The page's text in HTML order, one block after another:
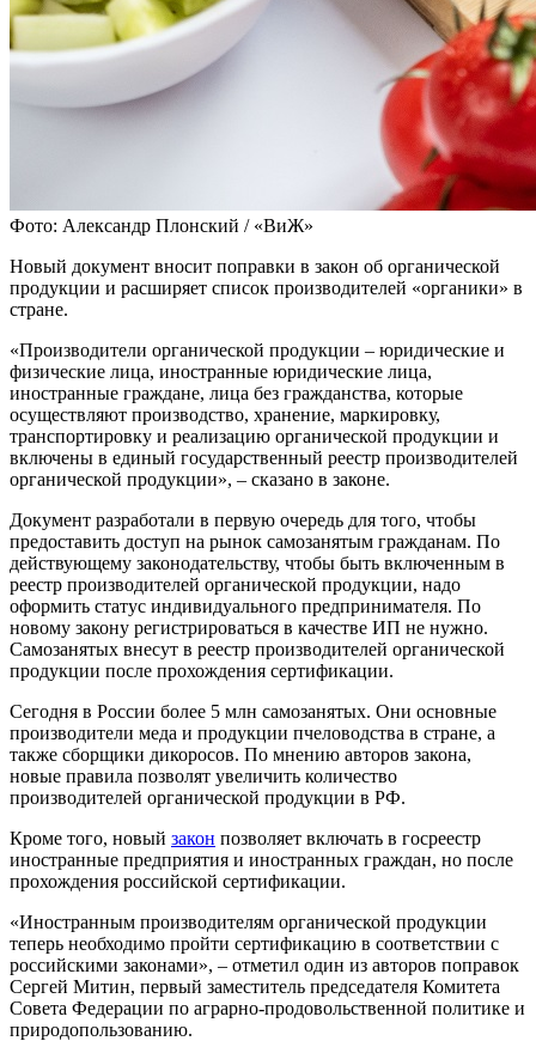
Фото: Александр Плонский / «ВиЖ»
Новый документ вносит поправки в закон об органической
продукции и расширяет список производителей «органики» в
стране.
«Производители органической продукции – юридические и
физические лица, иностранные юридические лица,
иностранные граждане, лица без гражданства, которые
осуществляют производство, хранение, маркировку,
транспортировку и реализацию органической продукции и
включены в единый государственный реестр производителей
органической продукции», – сказано в законе.
Документ разработали в первую очередь для того, чтобы
предоставить доступ на рынок самозанятым гражданам. По
действующему законодательству, чтобы быть включенным в
реестр производителей органической продукции, надо
оформить статус индивидуального предпринимателя. По
новому закону регистрироваться в качестве ИП не нужно.
Самозанятых внесут в реестр производителей органической
продукции после прохождения сертификации.
Сегодня в России более 5 млн самозанятых. Они основные
производители меда и продукции пчеловодства в стране, а
также сборщики дикоросов. По мнению авторов закона,
новые правила позволят увеличить количество
производителей органической продукции в РФ.
Кроме того, новый закон позволяет включать в госреестр
иностранные предприятия и иностранных граждан, но после
прохождения российской сертификации.
«Иностранным производителям органической продукции
теперь необходимо пройти сертификацию в соответствии с
российскими законами», – отметил один из авторов поправок
Сергей Митин, первый заместитель председателя Комитета
Совета Федерации по аграрно-продовольственной политике и
природопользованию.